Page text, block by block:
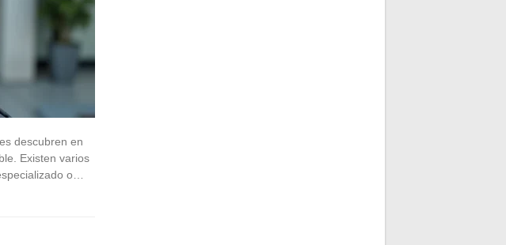
descubren en
Existen varios
o…